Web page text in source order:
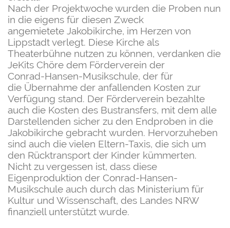
Nach der Projektwoche wurden die Proben nun
in die eigens für diesen Zweck
angemietete Jakobikirche, im Herzen von
Lippstadt verlegt. Diese Kirche als
Theaterbühne nutzen zu können, verdanken die
JeKits Chöre dem Förderverein der
Conrad-Hansen-Musikschule, der für
die Übernahme der anfallenden Kosten zur
Verfügung stand. Der Förderverein bezahlte
auch die Kosten des Bustransfers, mit dem alle
Darstellenden sicher zu den Endproben in die
Jakobikirche gebracht wurden. Hervorzuheben
sind auch die vielen Eltern-Taxis, die sich um
den Rücktransport der Kinder kümmerten.
Nicht zu vergessen ist, dass diese
Eigenproduktion der Conrad-Hansen-
Musikschule auch durch das Ministerium für
Kultur und Wissenschaft, des Landes NRW
finanziell unterstützt wurde.